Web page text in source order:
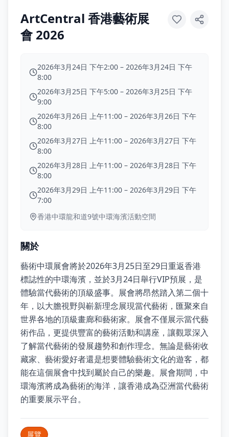
ArtCentral 香港藝術展
會 2026
2026年3月24日 下午2:00 – 2026年3月24日 下午
8:00
2026年3月25日 下午5:00 – 2026年3月25日 下午
9:00
2026年3月26日 上午11:00 – 2026年3月26日 下午
8:00
2026年3月27日 上午11:00 – 2026年3月27日 下午
8:00
2026年3月28日 上午11:00 – 2026年3月28日 下午
8:00
2026年3月29日 上午11:00 – 2026年3月29日 下午
7:00
香港中環龍和道9號中環海濱活動空間
關於
藝術中環展會將於2026年3月25日至29日重返香港
標誌性的中環海濱，並於3月24日舉行VIP預展，是
體驗當代藝術的頂級盛事。展會將昂然踏入第二個十
年，以大膽視野與嶄新理念展現當代藝術，匯聚來自
世界各地的頂級畫廊和藝術家。展會不僅展示當代藝
術作品，更提供豐富的藝術活動和講座，讓觀眾深入
了解當代藝術的發展趨勢和創作理念。無論是藝術收
藏家、藝術愛好者還是想要體驗藝術文化的遊客，都
能在這個展會中找到屬於自己的樂趣。展會期間，中
環海濱將成為藝術的海洋，讓香港成為亞洲當代藝術
的重要展示平台。
展覽